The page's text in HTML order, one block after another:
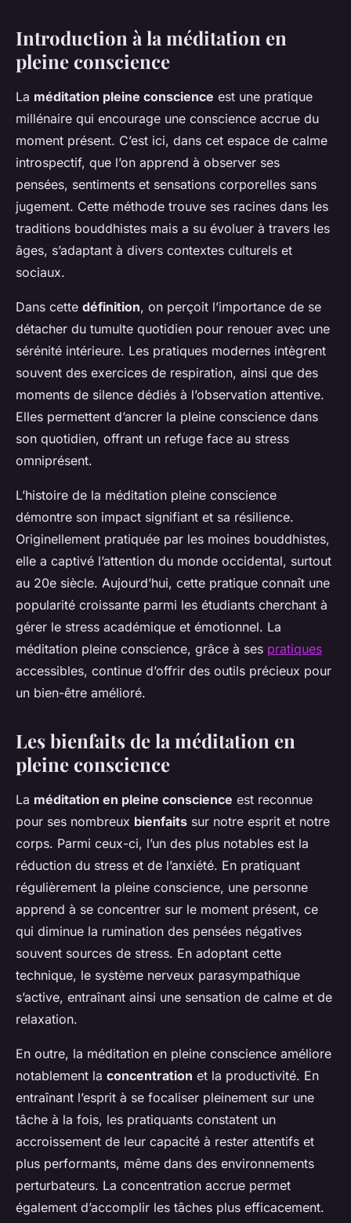
Les bienfaits de la méditation
en pleine conscience : un
guide essentiel pour les
étudiants
Victor 13 décembre 2024 6 min de lecture
Introduction à la méditation en
pleine conscience
La méditation pleine conscience est une pratique
millénaire qui encourage une conscience accrue du
moment présent. C’est ici, dans cet espace de calme
introspectif, que l’on apprend à observer ses
pensées, sentiments et sensations corporelles sans
jugement. Cette méthode trouve ses racines dans les
traditions bouddhistes mais a su évoluer à travers les
âges, s’adaptant à divers contextes culturels et
sociaux.
Dans cette définition, on perçoit l’importance de se
détacher du tumulte quotidien pour renouer avec une
sérénité intérieure. Les pratiques modernes intègrent
souvent des exercices de respiration, ainsi que des
moments de silence dédiés à l’observation attentive.
Elles permettent d’ancrer la pleine conscience dans
son quotidien, offrant un refuge face au stress
omniprésent.
L’histoire de la méditation pleine conscience
démontre son impact signifiant et sa résilience.
Originellement pratiquée par les moines bouddhistes,
elle a captivé l’attention du monde occidental, surtout
au 20e siècle. Aujourd’hui, cette pratique connaît une
popularité croissante parmi les étudiants cherchant à
gérer le stress académique et émotionnel. La
méditation pleine conscience, grâce à ses pratiques
accessibles, continue d’offrir des outils précieux pour
un bien-être amélioré.
Les bienfaits de la méditation en
pleine conscience
La méditation en pleine conscience est reconnue
pour ses nombreux bienfaits sur notre esprit et notre
corps. Parmi ceux-ci, l’un des plus notables est la
réduction du stress et de l’anxiété. En pratiquant
régulièrement la pleine conscience, une personne
apprend à se concentrer sur le moment présent, ce
qui diminue la rumination des pensées négatives
souvent sources de stress. En adoptant cette
technique, le système nerveux parasympathique
s’active, entraînant ainsi une sensation de calme et de
relaxation.
En outre, la méditation en pleine conscience améliore
notablement la concentration et la productivité. En
entraînant l’esprit à se focaliser pleinement sur une
tâche à la fois, les pratiquants constatent un
accroissement de leur capacité à rester attentifs et
plus performants, même dans des environnements
perturbateurs. La concentration accrue permet
également d’accomplir les tâches plus efficacement.